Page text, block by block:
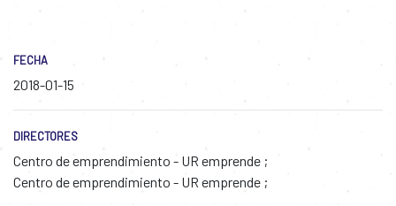
FECHA
2018-01-15
DIRECTORES
Centro de emprendimiento - UR emprende
Centro de emprendimiento - UR emprende